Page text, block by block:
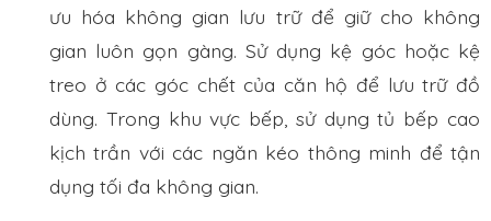
ưu hóa không gian lưu trữ để giữ cho không
gian luôn gọn gàng. Sử dụng kệ góc hoặc kệ
treo ở các góc chết của căn hộ để lưu trữ đồ
dùng. Trong khu vực bếp, sử dụng tủ bếp cao
kịch trần với các ngăn kéo thông minh để tận
dụng tối đa không gian.